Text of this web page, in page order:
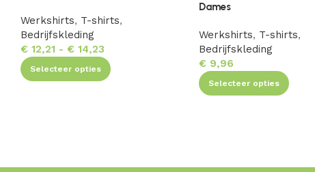
Werkshirts, T-shirts,
Bedrijfskleding
€ 12,21 - € 14,23
Selecteer opties
Dames
Werkshirts, T-shirts,
Bedrijfskleding
€9,96
Selecteer opties